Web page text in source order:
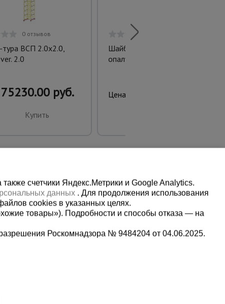
0 отзывов
ВСП 2.0х2.0,
2.0
75230.00 руб.
Купить
Шайба 100х100 для
опалубки
Цена:
90
Мы в социальных сетях:
счетчики Яндекс.Метрики и Google Analytics.
данных . Для продолжения использования
cookies в указанных целях.
товары»). Подробности и способы отказа — на
Роскомнадзора № 9484204 от 04.06.2025.